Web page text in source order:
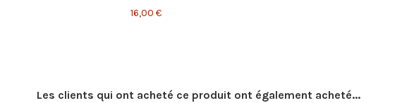
16,00 €
Les clients qui ont acheté ce produit ont également acheté...